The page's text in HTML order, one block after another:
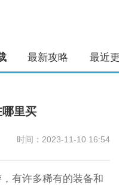
最新攻略 最近
里买
时间：2023-11-10 16:54
有许多稀有的装备和